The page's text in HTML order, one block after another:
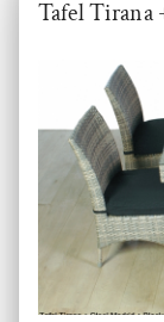
Tafel Tirana